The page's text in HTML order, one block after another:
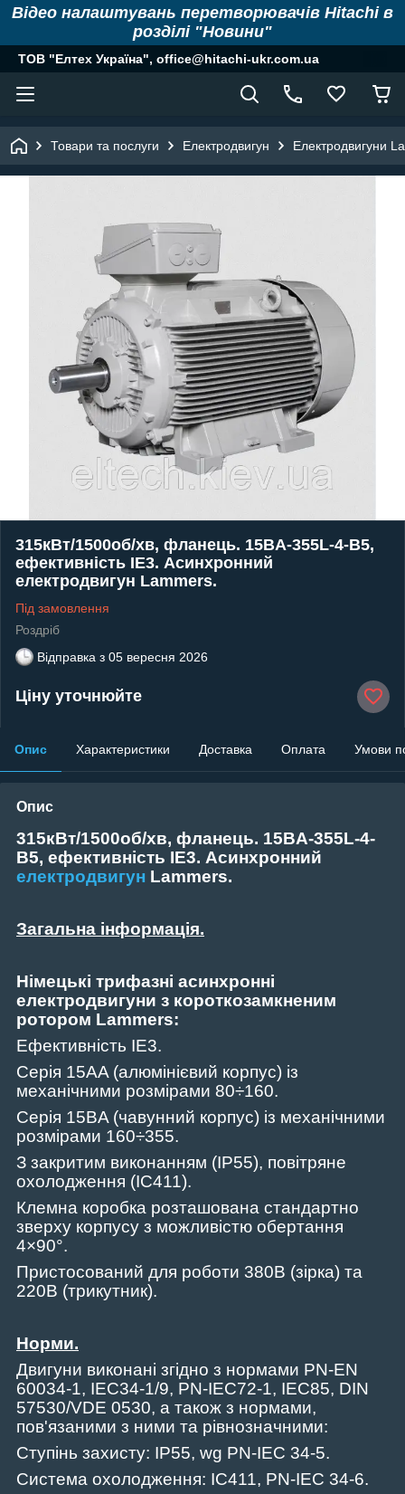
Відео налаштувань перетворювачів Hitachi в
розділі "Новини"
ТОВ "Елтех Україна", office@hitachi-ukr.com.ua
Товари та послуги Електродвигун Електродвигуни
315кВт/1500об/хв, фланець. 15BA-355L-4-В5,
ефективність IE3. Асинхронний
електродвигун Lammers.
Під замовлення
Роздріб
Відправка з 05 вересня 2026
Ціну уточнюйте
Опис Характеристики Доставка Оплата Умови
Опис
315кВт/1500об/хв, фланець. 15BA-355L-4-
В5, ефективність IE3. Асинхронний
електродвигун Lammers.
Загальна інформація.
Німецькі трифазні асинхронні
електродвигуни з короткозамкненим
ротором Lammers:
Ефективність IE3.
Серія 15AA (алюмінієвий корпус) із
механічними розмірами 80÷160.
Серія 15BA (чавунний корпус) із механічними
розмірами 160÷355.
З закритим виконанням (IP55), повітряне
охолодження (IC411).
Клемна коробка розташована стандартно
зверху корпусу з можливістю обертання
4×90°.
Пристосований для роботи 380В (зірка) та
220В (трикутник).
Норми.
Двигуни виконані згідно з нормами PN-EN
60034-1, IEC34-1/9, PN-IEC72-1, IEC85, DIN
57530/VDE 0530, а також з нормами,
пов'язаними з ними та рівнозначними:
Ступінь захисту: IP55, wg PN-IEC 34-5.
Система охолодження: IC411, PN-IEC 34-6.